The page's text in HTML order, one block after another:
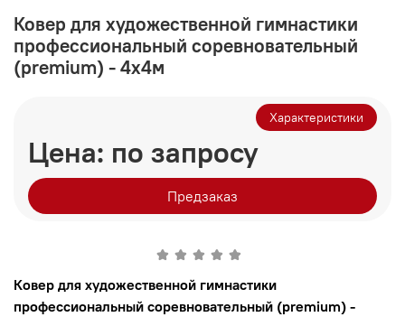
Ковер для художественной гимнастики
профессиональный соревновательный
(premium) - 4х4м
Цена: по запросу
Предзаказ
Характеристики
Ковер для художественной гимнастики
профессиональный соревновательный (premium) -